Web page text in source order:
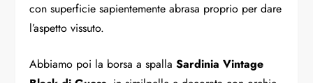
con superficie sapientemente abrasa proprio per dare
l’aspetto vissuto.
Abbiamo poi la borsa a spallaSardinia Vintage